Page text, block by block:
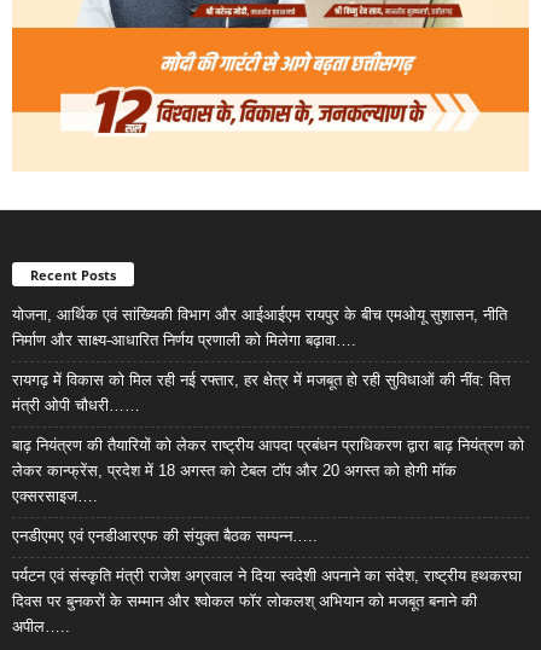
Recent Posts
योजना, आर्थिक एवं सांख्यिकी विभाग और आईआईएम रायपुर के बीच एमओयू सुशासन, नीति
निर्माण और साक्ष्य-आधारित निर्णय प्रणाली को मिलेगा बढ़ावा….
रायगढ़ में विकास को मिल रही नई रफ्तार, हर क्षेत्र में मजबूत हो रही सुविधाओं की नींव: वित्त
मंत्री ओपी चौधरी……
बाढ़ नियंत्रण की तैयारियों को लेकर राष्ट्रीय आपदा प्रबंधन प्राधिकरण द्वारा बाढ़ नियंत्रण को
लेकर कान्फ्रेंस, प्रदेश में 18 अगस्त को टेबल टॉप और 20 अगस्त को होगी मॉक
एक्सरसाइज….
एनडीएमए एवं एनडीआरएफ की संयुक्त बैठक सम्पन्न…..
पर्यटन एवं संस्कृति मंत्री राजेश अग्रवाल ने दिया स्वदेशी अपनाने का संदेश, राष्ट्रीय हथकरघा
दिवस पर बुनकरों के सम्मान और श्वोकल फॉर लोकलश् अभियान को मजबूत बनाने की
अपील…..